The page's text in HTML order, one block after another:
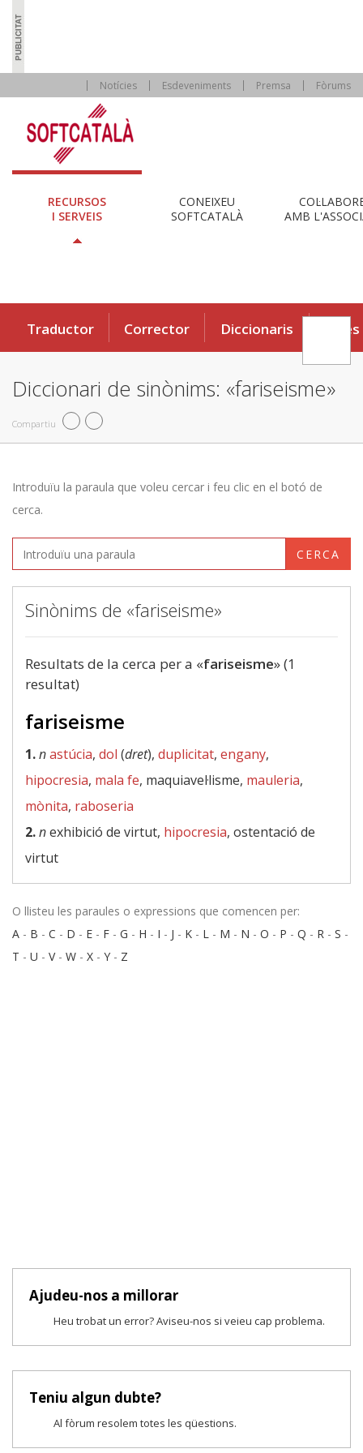
Notícies Esdeveniments Premsa Fòrums
RECURSOS
I SERVEIS
CONEIXEU
SOFTCATALÀ
AMB
Traductor Corrector Diccionaris Eines
Diccionari de sinònims: «fariseisme»
Compartiu
Introduïu la paraula que voleu cercar i feu clic en el botó de
cerca.
CERCA
Sinònims de «fariseisme»
Resultats de la cerca per a «fariseisme» (1
resultat)
fariseisme
1.nastúcia, dol (dret), duplicitat, engany,
hipocresia, mala fe, maquiavel·lisme, mauleria,
mònita, raboseria
2.nexhibició de virtut, hipocresia, ostentació de
virtut
O llisteu les paraules o expressions que comencen per:
A - B - C - D - E - F - G - H - I - J - K - L - M - N - O - P - Q - R - S -
T - U - V- W - X - Y - Z
Ajudeu-nos a millorar
Heu trobat un error? Aviseu-nos si veieu cap problema.
Teniu algun dubte?
Al fòrum resolem totes les qüestions.